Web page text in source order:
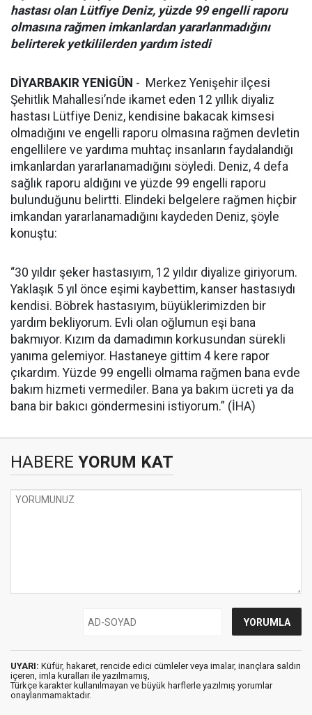
hastası olan Lütfiye Deniz, yüzde 99 engelli raporu
olmasına rağmen imkanlardan yararlanmadığını
belirterek yetkililerden yardım istedi
DİYARBAKIR YENİGÜN - Merkez Yenişehir ilçesi
Şehitlik Mahallesi’nde ikamet eden 12 yıllık diyaliz
hastası Lütfiye Deniz, kendisine bakacak kimsesi
olmadığını ve engelli raporu olmasına rağmen devletin
engellilere ve yardıma muhtaç insanların faydalandığı
imkanlardan yararlanamadığını söyledi. Deniz, 4 defa
sağlık raporu aldığını ve yüzde 99 engelli raporu
bulunduğunu belirtti. Elindeki belgelere rağmen hiçbir
imkandan yararlanamadığını kaydeden Deniz, şöyle
konuştu:
“30 yıldır şeker hastasıyım, 12 yıldır diyalize giriyorum.
Yaklaşık 5 yıl önce eşimi kaybettim, kanser hastasıydı
kendisi. Böbrek hastasıyım, büyüklerimizden bir
yardım bekliyorum. Evli olan oğlumun eşi bana
bakmıyor. Kızım da damadımın korkusundan sürekli
yanıma gelemiyor. Hastaneye gittim 4 kere rapor
çıkardım. Yüzde 99 engelli olmama rağmen bana evde
bakım hizmeti vermediler. Bana ya bakım ücreti ya da
bana bir bakıcı göndermesini istiyorum.” (İHA)
HABERE YORUM KAT
UYARI: Küfür, hakaret, rencide edici cümleler veya imalar, inançlara saldırı
içeren, imla kuralları ile yazılmamış,
Türkçe karakter kullanılmayan ve büyük harflerle yazılmış yorumlar
onaylanmamaktadır.